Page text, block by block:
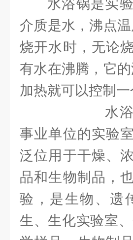
水浴锅是实
介质是水，沸点
烧开水时，无论
有水在沸腾，它
加热就可以控制
水浴锅主
事业单位的实验
泛位用于干燥、
品和生物制品，
验，是生物、遗
生、生化实验室